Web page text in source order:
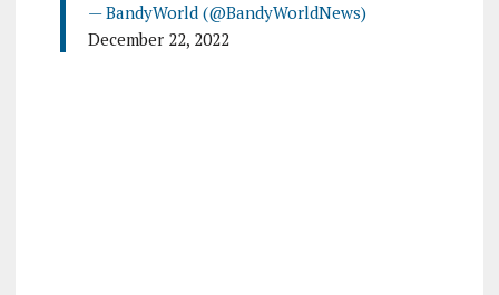
— BandyWorld (@BandyWorldNews)
December 22, 2022